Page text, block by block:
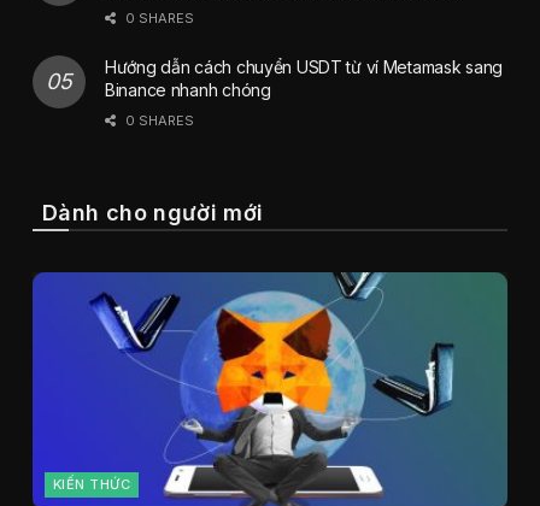
0 SHARES
Hướng dẫn cách chuyển USDT từ ví Metamask sang
Binance nhanh chóng
0 SHARES
Dành cho người mới
KIẾN THỨC